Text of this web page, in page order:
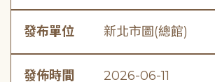
發布單位 新北市圖(總館)
發佈時間 2026-06-11